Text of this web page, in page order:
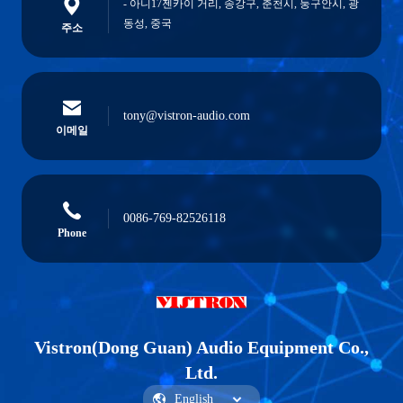
주소
- 아니17젠카이 거리, 송강구, 춘천시, 둥구안시, 광
동성, 중국
이메일
tony@vistron-audio.com
Phone
0086-769-82526118
Vistron(Dong Guan) Audio Equipment Co.,
Ltd.